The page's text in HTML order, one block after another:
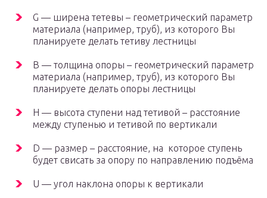
G — ширена тетевы – геометрический параметр
материала (например, труб), из которого Вы
планируете делать тетиву лестницы
B — толщина опоры – геометрический параметр
материала (например, труб), из которого Вы
планируете делать опоры лестницы
H — высота ступени над тетивой – расстояние
между ступенью и тетивой по вертикали
D — размер – расстояние, на которое ступень
будет свисать за опору по направлению подъёма
U — угол наклона опоры к вертикали